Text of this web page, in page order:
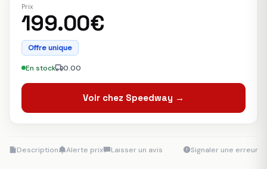
Prix
199.00€
Offre unique
En stock 0.00
Voir chez Speedway →
Description Alerte prix Laisser un avis Signaler une erreur